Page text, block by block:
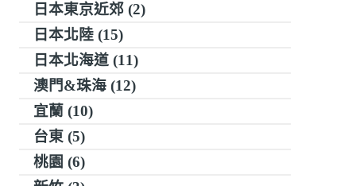
日本東京近郊 (2)
日本北陸 (15)
日本北海道 (11)
澳門&珠海 (12)
宜蘭 (10)
台東 (5)
桃園 (6)